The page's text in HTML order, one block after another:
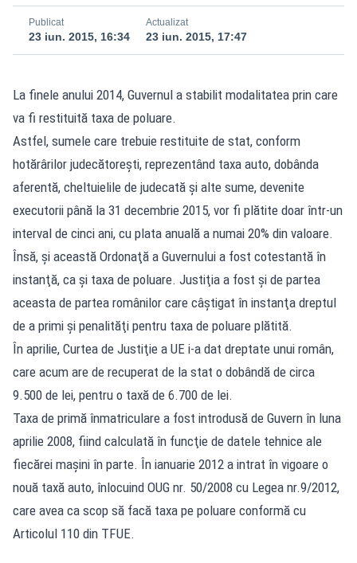
Publicat
23 iun. 2015, 16:34
Actualizat
23 iun. 2015, 17:47
La finele anului 2014, Guvernul a stabilit modalitatea prin care
va fi restituită taxa de poluare.
Astfel, sumele care trebuie restituite de stat, conform
hotărârilor judecătoreşti, reprezentând taxa auto, dobânda
aferentă, cheltuielile de judecată şi alte sume, devenite
executorii până la 31 decembrie 2015, vor fi plătite doar într-un
interval de cinci ani, cu plata anuală a numai 20% din valoare.
Însă, şi această Ordonaţă a Guvernului a fost cotestantă în
instanţă, ca şi taxa de poluare. Justiţia a fost şi de partea
aceasta de partea românilor care câştigat în instanţa dreptul
de a primi şi penalităţi pentru taxa de poluare plătită.
În aprilie, Curtea de Justiţie a UE i-a dat dreptate unui român,
care acum are de recuperat de la stat o dobândă de circa
9.500 de lei, pentru o taxă de 6.700 de lei.
Taxa de primă înmatriculare a fost introdusă de Guvern în luna
aprilie 2008, fiind calculată în funcţie de datele tehnice ale
fiecărei maşini în parte. În ianuarie 2012 a intrat în vigoare o
nouă taxă auto, înlocuind OUG nr. 50/2008 cu Legea nr.9/2012,
care avea ca scop să facă taxa pe poluare conformă cu
Articolul 110 din TFUE.